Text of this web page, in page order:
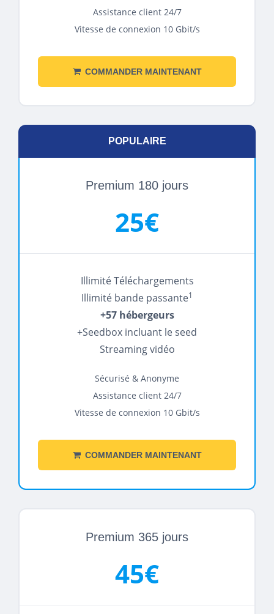
Assistance client 24/7
Vitesse de connexion 10 Gbit/s
COMMANDER MAINTENANT
POPULAIRE
Premium 180 jours
25€
Illimité Téléchargements
Illimité bande passante1
+57 hébergeurs
+Seedbox incluant le seed
Streaming vidéo
Sécurisé & Anonyme
Assistance client 24/7
Vitesse de connexion 10 Gbit/s
COMMANDER MAINTENANT
Premium 365 jours
45€